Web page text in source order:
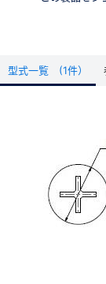
型式一覧 (1件）